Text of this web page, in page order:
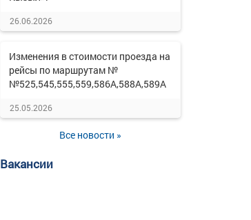
26.06.2026
Изменения в стоимости проезда на
рейсы по маршрутам №
№525,545,555,559,586А,588А,589А
25.05.2026
Все новости »
Вакансии